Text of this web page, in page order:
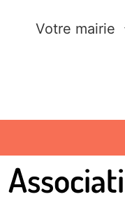
Votre mairie